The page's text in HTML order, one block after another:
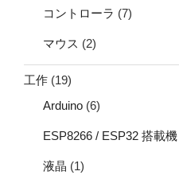
コントローラ (7)
マウス (2)
工作 (19)
Arduino (6)
ESP8266 / ESP32 搭載機
液晶 (1)